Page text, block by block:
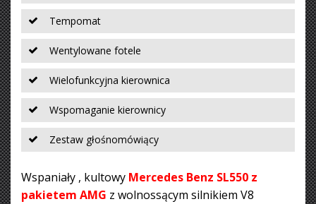
Tempomat
Wentylowane fotele
Wielofunkcyjna kierownica
Wspomaganie kierownicy
Zestaw głośnomówiący
Wspaniały , kultowy Mercedes Benz SL550 z
pakietem AMG z wolnossącym silnikiem V8